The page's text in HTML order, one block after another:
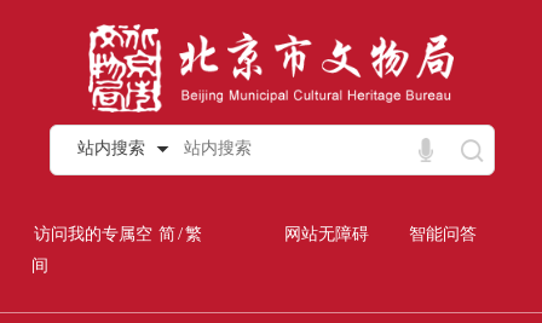
站内搜索
访问我的专属空
间
简/繁 网站无障碍 智能问答